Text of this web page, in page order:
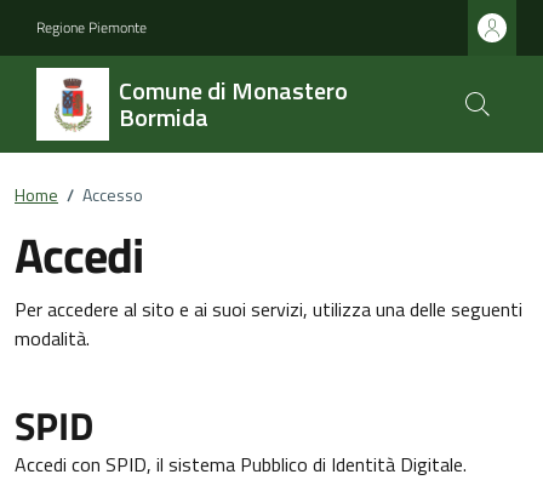
Regione Piemonte
Comune di Monastero
Bormida
Home / Accesso
Accedi
Per accedere al sito e ai suoi servizi, utilizza una delle seguenti
modalità.
SPID
Accedi con SPID, il sistema Pubblico di Identità Digitale.